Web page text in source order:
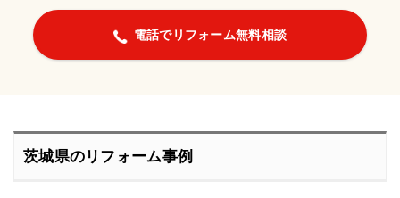
電話でリフォーム無料相談
茨城県のリフォーム事例